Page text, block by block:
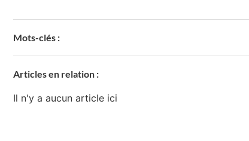
Mots-clés :
Articles en relation :
Il n'y a aucun article ici